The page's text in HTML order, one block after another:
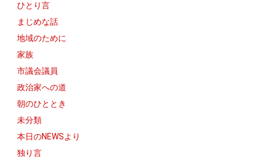
ひとり言
まじめな話
地域のために
家族
市議会議員
政治家への道
朝のひととき
未分類
本日のNEWSより
独り言